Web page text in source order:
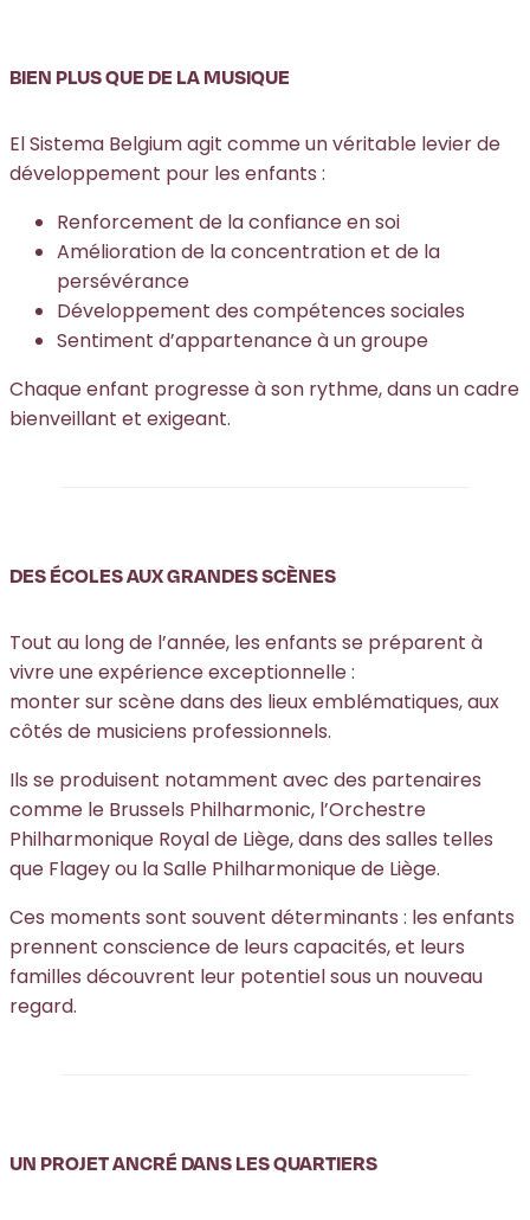
BIEN PLUS QUE DE LA MUSIQUE
El Sistema Belgium agit comme un véritable levier de
développement pour les enfants :
Renforcement de la confiance en soi
Amélioration de la concentration et de la
persévérance
Développement des compétences sociales
Sentiment d’appartenance à un groupe
Chaque enfant progresse à son rythme, dans un cadre
bienveillant et exigeant.
DES ÉCOLES AUX GRANDES SCÈNES
Tout au long de l’année, les enfants se préparent à
vivre une expérience exceptionnelle :
monter sur scène dans des lieux emblématiques, aux
côtés de musiciens professionnels.
Ils se produisent notamment avec des partenaires
comme le Brussels Philharmonic, l’Orchestre
Philharmonique Royal de Liège, dans des salles telles
que Flagey ou la Salle Philharmonique de Liège.
Ces moments sont souvent déterminants : les enfants
prennent conscience de leurs capacités, et leurs
familles découvrent leur potentiel sous un nouveau
regard.
UN PROJET ANCRÉ DANS LES QUARTIERS